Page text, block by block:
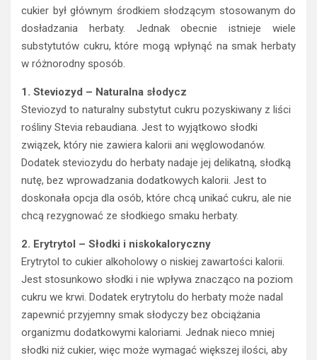
cukier był głównym środkiem słodzącym stosowanym do
dosładzania herbaty. Jednak obecnie istnieje wiele
substytutów cukru, które mogą wpłynąć na smak herbaty
w różnorodny sposób.
1. Steviozyd – Naturalna słodycz
Steviozyd to naturalny substytut cukru pozyskiwany z liści
rośliny Stevia rebaudiana. Jest to wyjątkowo słodki
związek, który nie zawiera kalorii ani węglowodanów.
Dodatek steviozydu do herbaty nadaje jej delikatną, słodką
nutę, bez wprowadzania dodatkowych kalorii. Jest to
doskonała opcja dla osób, które chcą unikać cukru, ale nie
chcą rezygnować ze słodkiego smaku herbaty.
2. Erytrytol – Słodki i niskokaloryczny
Erytrytol to cukier alkoholowy o niskiej zawartości kalorii.
Jest stosunkowo słodki i nie wpływa znacząco na poziom
cukru we krwi. Dodatek erytrytolu do herbaty może nadal
zapewnić przyjemny smak słodyczy bez obciążania
organizmu dodatkowymi kaloriami. Jednak nieco mniej
słodki niż cukier, więc może wymagać większej ilości, aby